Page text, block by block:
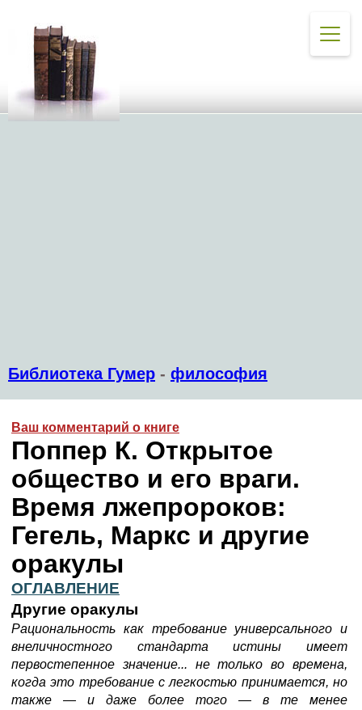
Библиотека Гумер - философия
Ваш комментарий о книге
Поппер К. Открытое
общество и его враги.
Время лжепророков:
Гегель, Маркс и другие
оракулы
ОГЛАВЛЕНИЕ
Другие оракулы
Рациональность как требование универсального и
внеличностного стандарта истины имеет
первостепенное значение... не только во времена,
когда это требование с легкостью принимается, но
также — и даже более того — в те менее